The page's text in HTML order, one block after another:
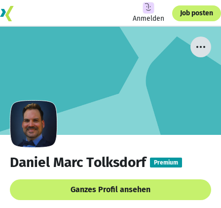
Anmelden
Job posten
Daniel Marc Tolksdorf Premium
Ganzes Profil ansehen